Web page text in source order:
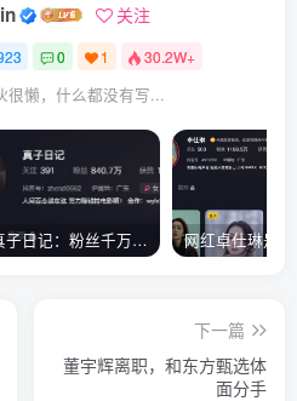
关注
0 1 30.2W+
很懒，什么都没有写...
真子日记：粉丝千万的真子日记是最懂反转的网红吗？
下一篇
董宇辉离职，和东方甄选体
面分手